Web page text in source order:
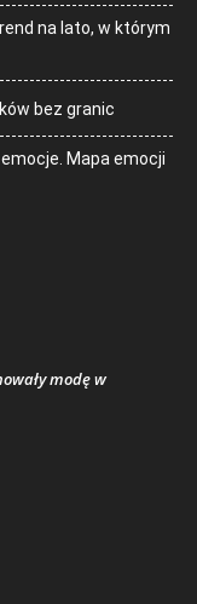
na lato, w którym
bez granic
Mapa emocji
modę w